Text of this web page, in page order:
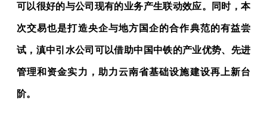
可以很好的与公司现有的业务产生联动效应。同时，本
次交易也是打造央企与地方国企的合作典范的有益尝
试，滇中引水公司可以借助中国中铁的产业优势、先进
管理和资金实力，助力云南省基础设施建设再上新台
阶。